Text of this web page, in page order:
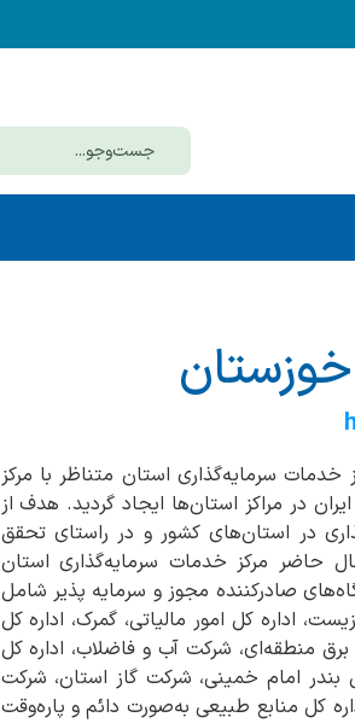
محترم دولت به شماره 44458/26986 مورخ 8/2/1389 مرکز خدمات سرمایه‌گذاری استان متناظر با مرکز
در مراکز استان‌ها ایجاد گردید. هدف از
در استان‌های کشور و در راستای تحقق
حاضر مرکز خدمات سرمایه‌گذاری استان
صادرکننده مجوز و سرمایه پذیر شامل
اداره کل امور مالیاتی، گمرک، اداره کل
منطقه‌ای، شرکت آب و فاضلاب، اداره کل
بندر امام خمینی، شرکت گاز استان، شرکت
کل منابع طبیعی به‌صورت دائم و پاره‌وقت